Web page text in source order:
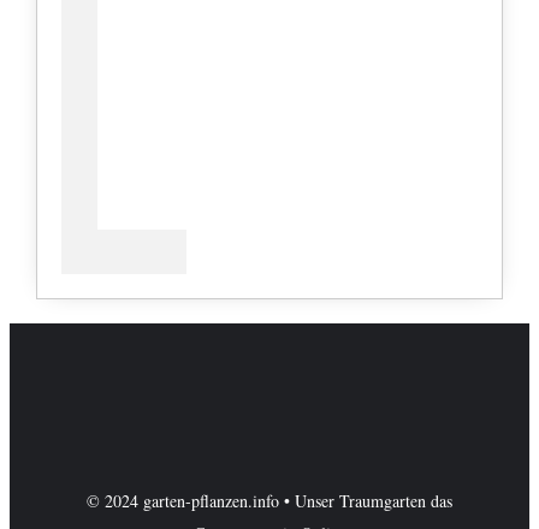
© 2024 garten-pflanzen.info • Unser Traumgarten das